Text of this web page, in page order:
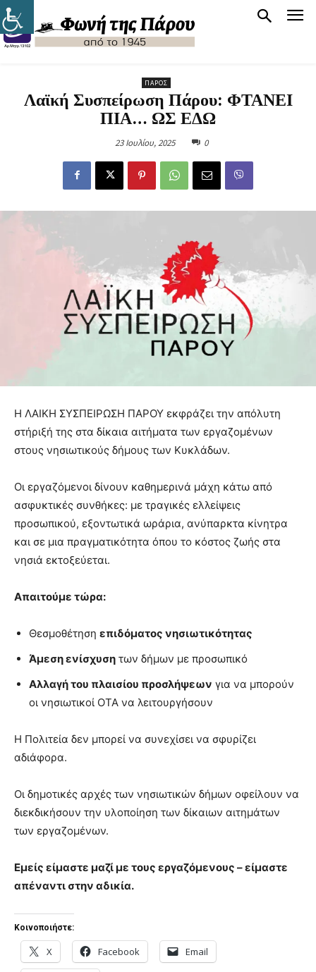
ΠΆΡΟΣ
Λαϊκή Συσπείρωση Πάρου: ΦΤΑΝΕΙ
ΠΙΑ… ΩΣ ΕΔΩ
23 Ιουλίου, 2025 0
Η ΛΑΙΚΗ ΣΥΣΠΕΙΡΩΣΗ ΠΑΡΟΥ εκφράζει την απόλυτη
στήριξή της στα δίκαια αιτήματα των εργαζομένων
στους νησιωτικούς δήμους των Κυκλάδων.
Οι εργαζόμενοι δίνουν καθημερινά μάχη κάτω από
ασφυκτικές συνθήκες: με τραγικές ελλείψεις
προσωπικού, εξοντωτικά ωράρια, ανύπαρκτα κίνητρα
και σε μια πραγματικότητα όπου το κόστος ζωής στα
νησιά εκτοξεύεται.
Απαιτούμε τώρα:
Θεσμοθέτηση επιδόματος νησιωτικότητας
Άμεση ενίσχυση των δήμων με προσωπικό
Αλλαγή του πλαισίου προσλήψεων για να μπορούν
οι νησιωτικοί ΟΤΑ να λειτουργήσουν
Η Πολιτεία δεν μπορεί να συνεχίσει να σφυρίζει
αδιάφορα.
Οι δημοτικές αρχές των νησιωτικών δήμων οφείλουν να
διεκδικήσουν την υλοποίηση των δίκαιων αιτημάτων
των εργαζομένων.
Εμείς είμαστε μαζί με τους εργαζόμενους – είμαστε
απέναντι στην αδικία.
Κοινοποιήστε:
X Facebook Email